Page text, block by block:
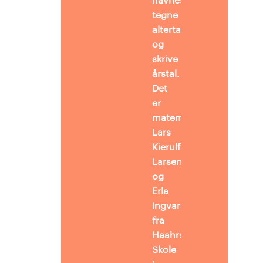
tegne
altertavlen
og
skrive
årstal.
Det
er
matematiklærerne
Lars
Kierulf
Larsen
og
Erla
Ingvarsdottir
fra
Haahrs
Skole